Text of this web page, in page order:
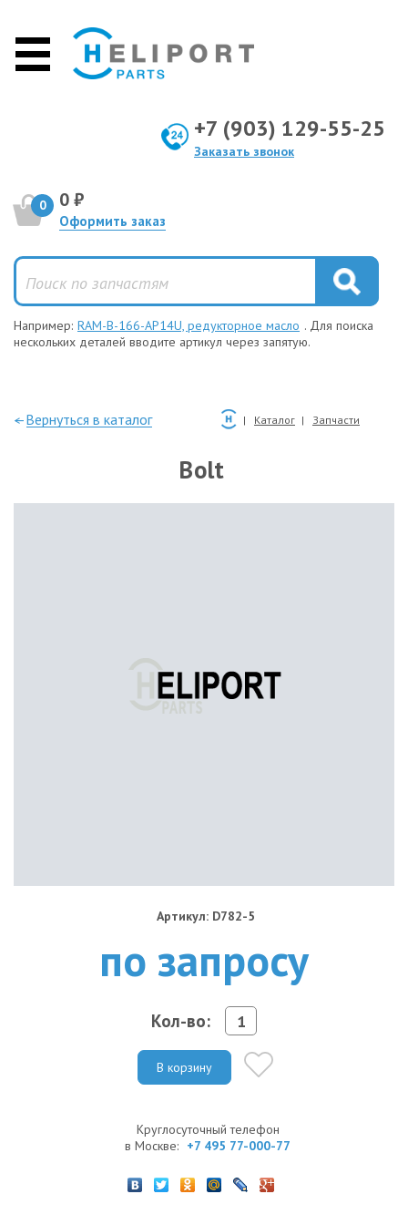
+7 (903) 129-55-25
Заказать звонок
0 0 ₽
Оформить заказ
Например: RAM-B-166-AP14U, редукторное масло . Для поиска
нескольких деталей вводите артикул через запятую.
—Вернуться в каталог Каталог Запчасти
Bolt
Артикул: D782-5
по запросу
Кол-во:
В корзину
Круглосуточный телефон
в Москве: +7 495 77-000-77